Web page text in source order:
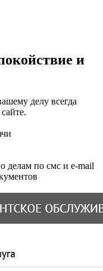
и
делу всегда
делам по смс и e-mail